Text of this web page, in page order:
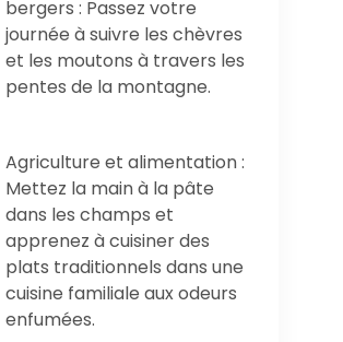
bergers : Passez votre
journée à suivre les chèvres
et les moutons à travers les
pentes de la montagne.
Agriculture et alimentation :
Mettez la main à la pâte
dans les champs et
apprenez à cuisiner des
plats traditionnels dans une
cuisine familiale aux odeurs
enfumées.